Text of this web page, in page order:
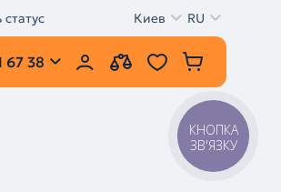
Киев RU
67 38
КНОПКА
ЗВ'ЯЗКУ